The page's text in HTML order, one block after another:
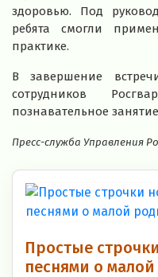
здоровью. Под
ребята смогли
практике.
В завершение
сотрудников
познавательное
Пресс-служба Управления
Простые
песнями о